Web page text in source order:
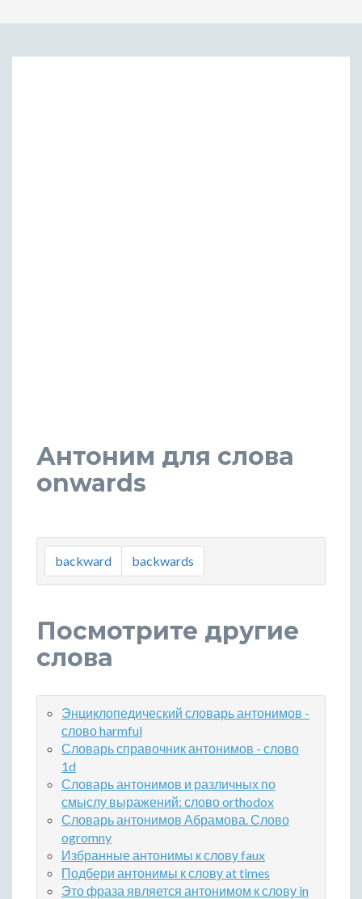
Антоним для слова
onwards
backward backwards
Посмотрите другие
слова
Энциклопедический словарь антонимов -
слово harmful
Словарь справочник антонимов - слово
1d
Словарь антонимов и различных по
смыслу выражений: слово orthodox
Словарь антонимов Абрамова. Слово
ogromny
Избранные антонимы к слову faux
Подбери антонимы к слову at times
Это фраза является антонимом к слову in